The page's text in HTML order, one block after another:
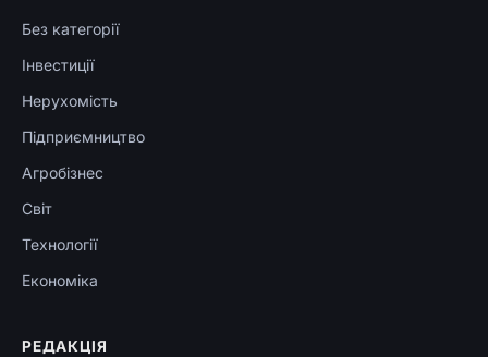
Без категорії
Інвестиції
Нерухомість
Підприємництво
Агробізнес
Світ
Технології
Економіка
РЕДАКЦІЯ